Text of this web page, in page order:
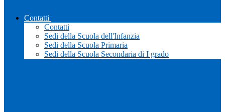
Contatti
Contatti
Sedi della Scuola dell'Infanzia
Sedi della Scuola Primaria
Sedi della Scuola Secondaria di I grado